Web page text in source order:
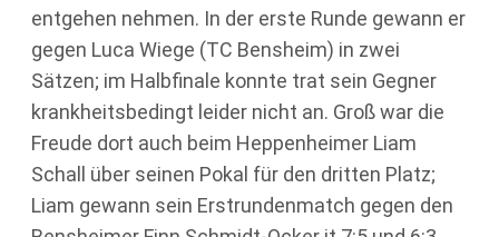
entgehen nehmen. In der erste Runde gewann er
gegen Luca Wiege (TC Bensheim) in zwei
Sätzen; im Halbfinale konnte trat sein Gegner
krankheitsbedingt leider nicht an. Groß war die
Freude dort auch beim Heppenheimer Liam
Schall über seinen Pokal für den dritten Platz;
Liam gewann sein Erstrundenmatch gegen den